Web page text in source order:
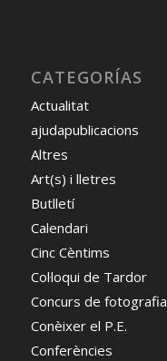
CATEGORÍAS
Actualitat
ajudapublicacions
Altres
Art(s) i lletres
Butlletí
Calendari
Cinc Cèntims
Col·loqui de Tardor
Concurs de fotografia
Conèixer el P.E.
Conferències